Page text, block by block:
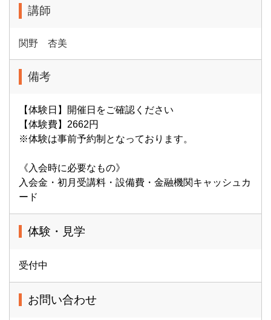
講師
関野 杏美
備考
【体験日】開催日をご確認ください
【体験費】2662円
※体験は事前予約制となっております。
《入会時に必要なもの》
入会金・初月受講料・設備費・金融機関キャッシュカ
ード
体験・見学
受付中
お問い合わせ